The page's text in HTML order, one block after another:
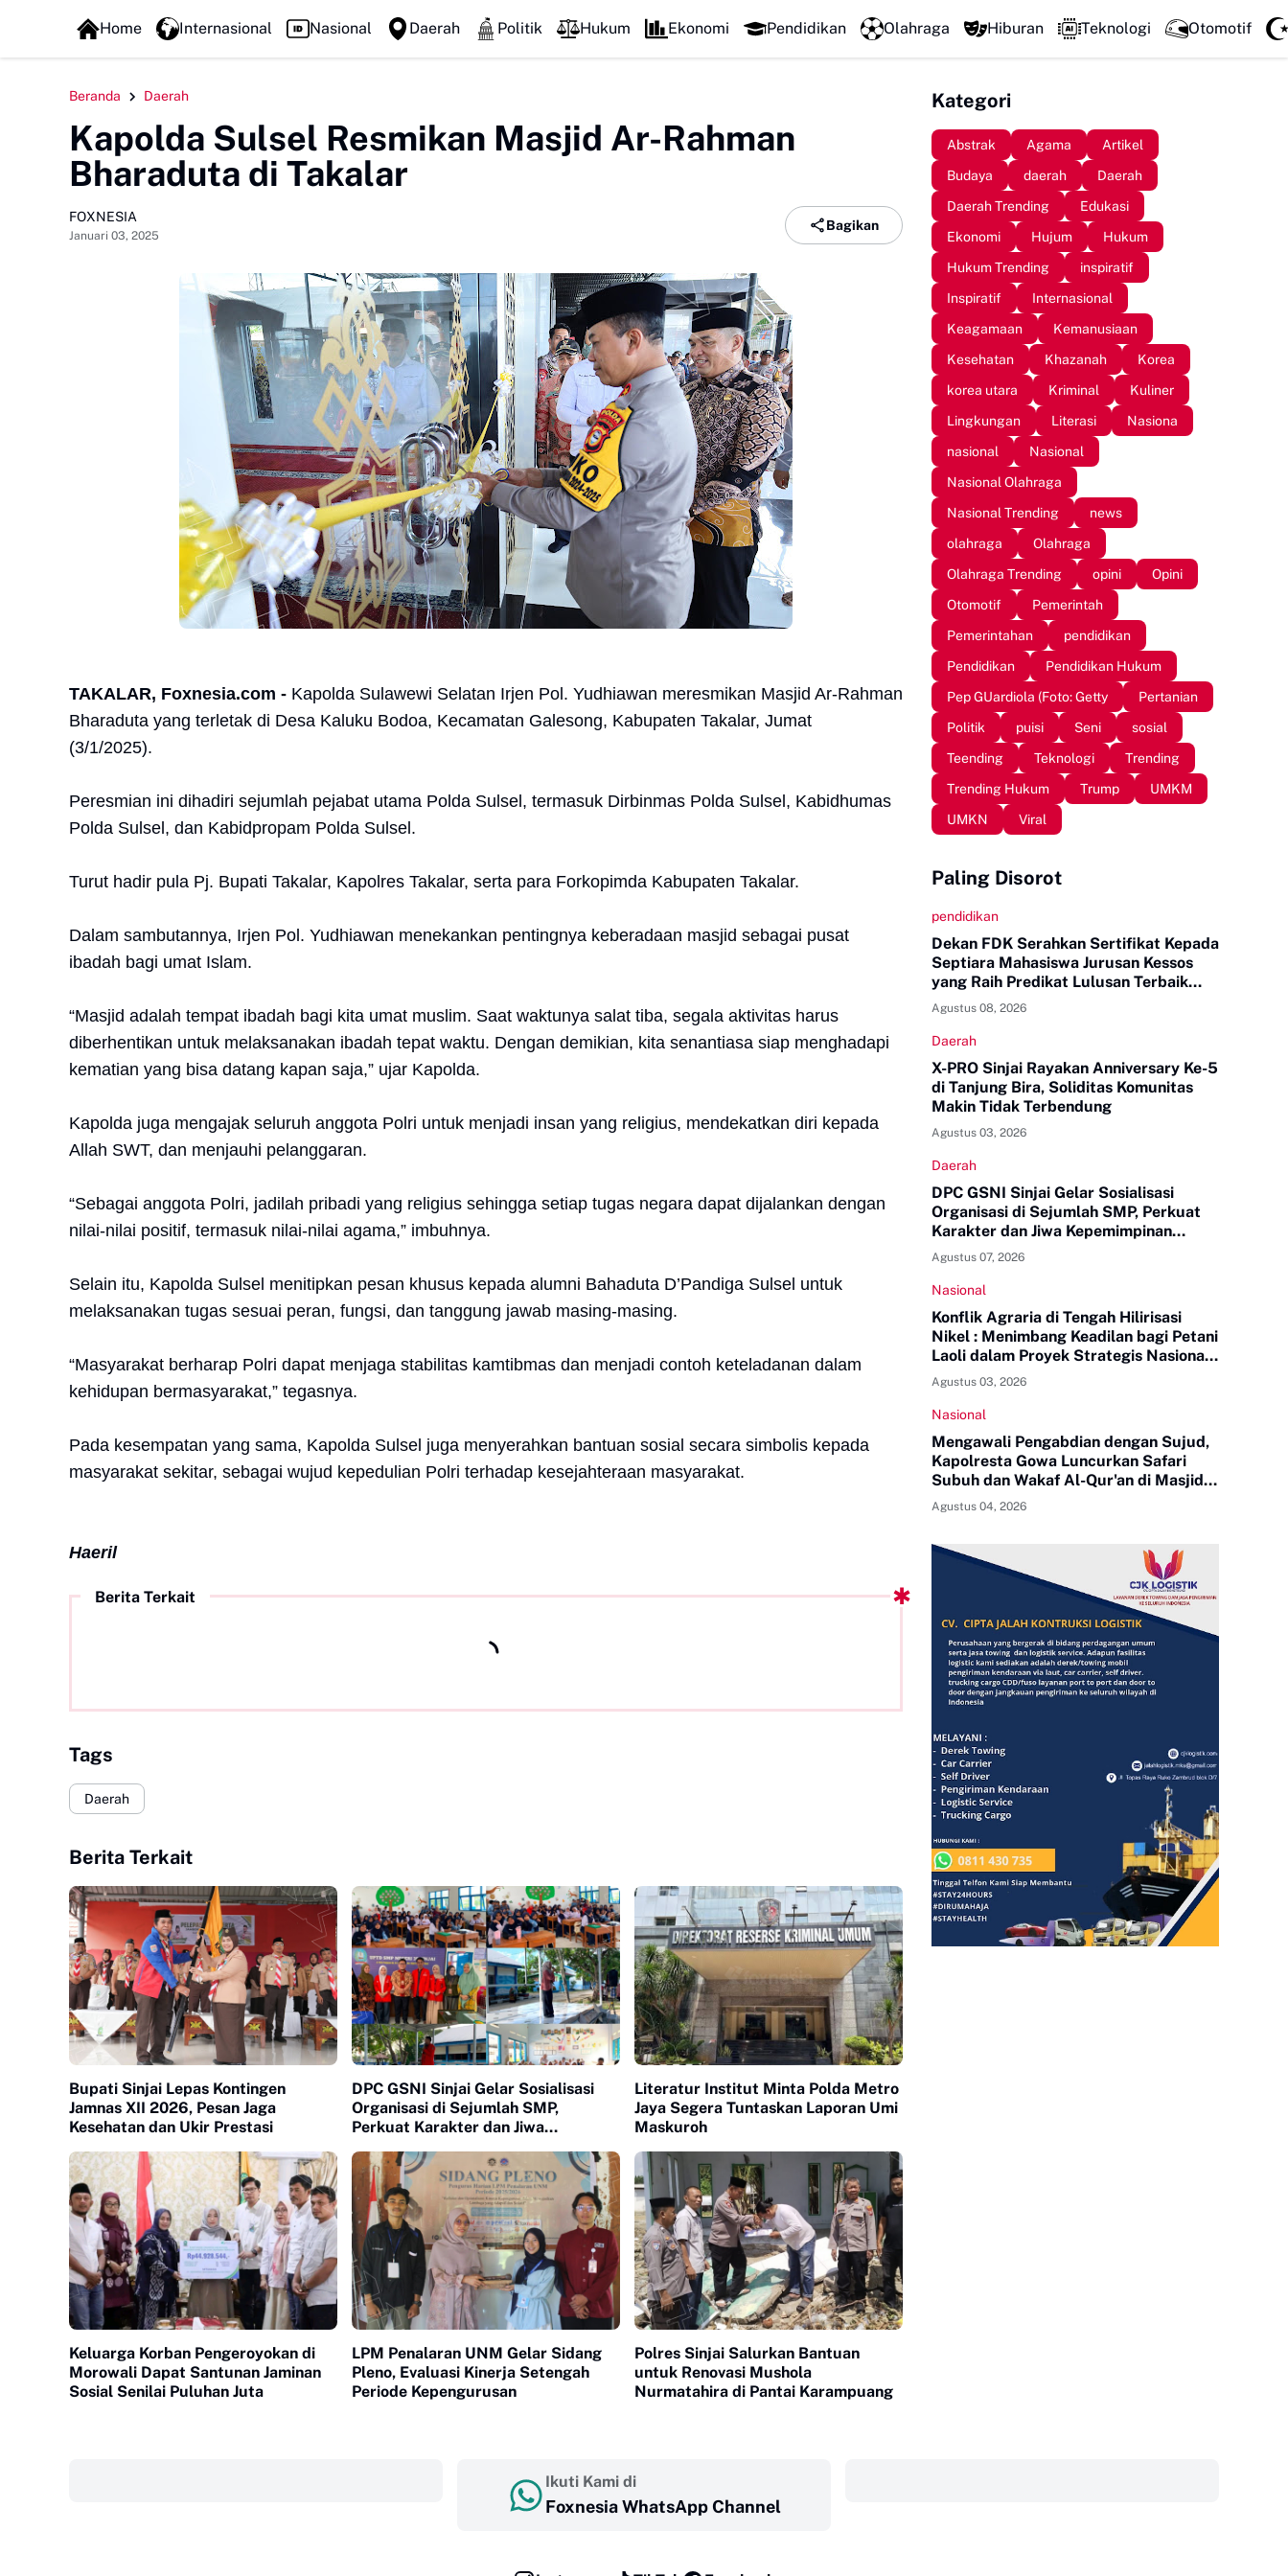
FOXLINE NEWS Literatur Institut Minta Polda Metro Jaya Segera
Home Internasional Nasional Daerah Politik Hukum Ekonomi Pendidikan Olahraga Hiburan Teknologi Otomotif
Beranda Daerah
Kapolda Sulsel Resmikan Masjid Ar-Rahman
Bharaduta di Takalar
FOXNESIA
Januari 03, 2025
Bagikan
TAKALAR, Foxnesia.com - Kapolda Sulawewi Selatan Irjen Pol. Yudhiawan meresmikan Masjid Ar-Rahman
Bharaduta yang terletak di Desa Kaluku Bodoa, Kecamatan Galesong, Kabupaten Takalar, Jumat
(3/1/2025).
Peresmian ini dihadiri sejumlah pejabat utama Polda Sulsel, termasuk Dirbinmas Polda Sulsel, Kabidhumas
Polda Sulsel, dan Kabidpropam Polda Sulsel.
Turut hadir pula Pj. Bupati Takalar, Kapolres Takalar, serta para Forkopimda Kabupaten Takalar.
Dalam sambutannya, Irjen Pol. Yudhiawan menekankan pentingnya keberadaan masjid sebagai pusat
ibadah bagi umat Islam.
“Masjid adalah tempat ibadah bagi kita umat muslim. Saat waktunya salat tiba, segala aktivitas harus
diberhentikan untuk melaksanakan ibadah tepat waktu. Dengan demikian, kita senantiasa siap menghadapi
kematian yang bisa datang kapan saja,” ujar Kapolda.
Kapolda juga mengajak seluruh anggota Polri untuk menjadi insan yang religius, mendekatkan diri kepada
Allah SWT, dan menjauhi pelanggaran.
“Sebagai anggota Polri, jadilah pribadi yang religius sehingga setiap tugas negara dapat dijalankan dengan
nilai-nilai positif, termasuk nilai-nilai agama,” imbuhnya.
Selain itu, Kapolda Sulsel menitipkan pesan khusus kepada alumni Bahaduta D’Pandiga Sulsel untuk
melaksanakan tugas sesuai peran, fungsi, dan tanggung jawab masing-masing.
“Masyarakat berharap Polri dapat menjaga stabilitas kamtibmas dan menjadi contoh keteladanan dalam
kehidupan bermasyarakat,” tegasnya.
Pada kesempatan yang sama, Kapolda Sulsel juga menyerahkan bantuan sosial secara simbolis kepada
masyarakat sekitar, sebagai wujud kepedulian Polri terhadap kesejahteraan masyarakat.
Haeril
Berita Terkait
Tags
Daerah
Berita Terkait
Bupati Sinjai Lepas Kontingen
Jamnas XII 2026, Pesan Jaga
Kesehatan dan Ukir Prestasi
DPC GSNI Sinjai Gelar Sosialisasi
Organisasi di Sejumlah SMP,
Perkuat Karakter dan Jiwa
Literatur Institut Minta Polda Metro
Jaya Segera Tuntaskan Laporan Umi
Maskuroh
Keluarga Korban Pengeroyokan di
Morowali Dapat Santunan Jaminan
Sosial Senilai Puluhan Juta
LPM Penalaran UNM Gelar Sidang
Pleno, Evaluasi Kinerja Setengah
Periode Kepengurusan
Polres Sinjai Salurkan Bantuan
untuk Renovasi Mushola
Nurmatahira di Pantai Karampuang
Kategori
Abstrak Agama
Artikel
Budaya
daerah
Daerah
Daerah Trending
Edukasi
Ekonomi
Hujum
Hukum
Hukum Trending
inspiratif
Inspiratif
Internasional
Keagamaan
Kemanusiaan
Kesehatan
Khazanah
Korea
korea utara
Kriminal
Kuliner
Lingkungan
Literasi
Nasiona
nasional
Nasional
Nasional Olahraga
Nasional Trending
news
olahraga
Olahraga
Olahraga Trending
opini
Opini
Otomotif
Pemerintah
Pemerintahan
pendidikan
Pendidikan
Pendidikan Hukum
Pep GUardiola (Foto: Getty
Pertanian
Politik
puisi Seni
sosial
Teending
Teknologi
Trending
Trending Hukum
Trump
UMKM
UMKN
Viral
Paling Disorot
pendidikan
Dekan FDK Serahkan Sertifikat Kepada
Septiara Mahasiswa Jurusan Kessos
yang Raih Predikat Lulusan Terbaik
Tingkat UINAM
Agustus 08, 2026
Daerah
X-PRO Sinjai Rayakan Anniversary Ke-5
di Tanjung Bira, Soliditas Komunitas
Makin Tidak Terbendung
Agustus 03, 2026
Daerah
DPC GSNI Sinjai Gelar Sosialisasi
Organisasi di Sejumlah SMP, Perkuat
Karakter dan Jiwa Kepemimpinan
Pelajar
Agustus 07, 2026
Nasional
Konflik Agraria di Tengah Hilirisasi
Nikel : Menimbang Keadilan bagi Petani
Laoli dalam Proyek Strategis Nasional
PT Indonesia Huali Industry Park
Agustus 03, 2026
Nasional
Mengawali Pengabdian dengan Sujud,
Kapolresta Gowa Luncurkan Safari
Subuh dan Wakaf Al-Qur'an di Masjid
Tua
Agustus 04, 2026
Ikuti Kami di
Foxnesia WhatsApp Channel